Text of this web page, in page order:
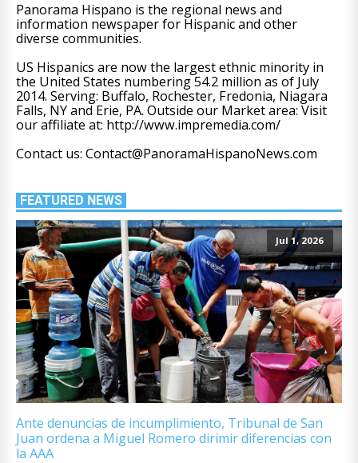
Panorama Hispano is the regional news and
information newspaper for Hispanic and other
diverse communities.
US Hispanics are now the largest ethnic minority in
the United States numbering 54.2 million as of July
2014. Serving: Buffalo, Rochester, Fredonia, Niagara
Falls, NY and Erie, PA. Outside our Market area: Visit
our affiliate at: http://www.impremedia.com/
Contact us: Contact@PanoramaHispanoNews.com
FEATURED NEWS
Jul 1, 2026
Ante denuncias de incumplimiento, Tribunal de San
Juan ordena a Miguel Romero dirimir diferencias con
la AAA